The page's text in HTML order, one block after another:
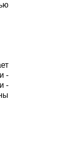
-
-